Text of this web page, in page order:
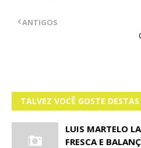
ANTIGOS
TALVEZ VOCÊ GOSTE
LUIS MARTELO
FRESCA E